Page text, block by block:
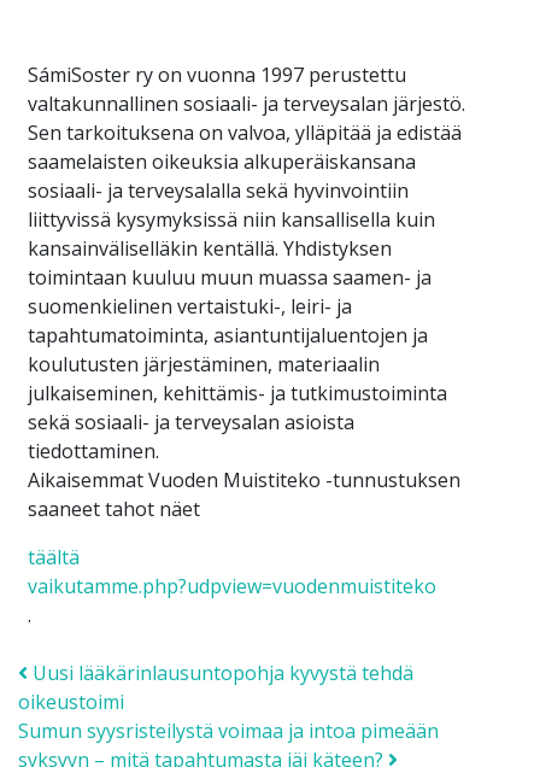
SámiSoster ry on vuonna 1997 perustettu
valtakunnallinen sosiaali- ja terveysalan järjestö.
Sen tarkoituksena on valvoa, ylläpitää ja edistää
saamelaisten oikeuksia alkuperäiskansana
sosiaali- ja terveysalalla sekä hyvinvointiin
liittyvissä kysymyksissä niin kansallisella kuin
kansainväliselläkin kentällä. Yhdistyksen
toimintaan kuuluu muun muassa saamen- ja
suomenkielinen vertaistuki-, leiri- ja
tapahtumatoiminta, asiantuntijaluentojen ja
koulutusten järjestäminen, materiaalin
julkaiseminen, kehittämis- ja tutkimustoiminta
sekä sosiaali- ja terveysalan asioista
tiedottaminen.
Aikaisemmat Vuoden Muistiteko -tunnustuksen
saaneet tahot näet
täältä
vaikutamme.php?udpview=vuodenmuistiteko
.
Post navigation
Uusi lääkärinlausuntopohja kyvystä tehdä
oikeustoimi
Sumun syysristeilystä voimaa ja intoa pimeään
syksyyn – mitä tapahtumasta jäi käteen?